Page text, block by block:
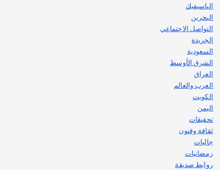
الباسيفيك
البحرين
التواصل الاجتماعي
الجريدة
السعودية
الشرق الأوسط
العراق
العرب والعالم
الكويت
اليمن
تحقيقات
ثقافة وفنون
جاليات
رمضانيات
روابط صديقة